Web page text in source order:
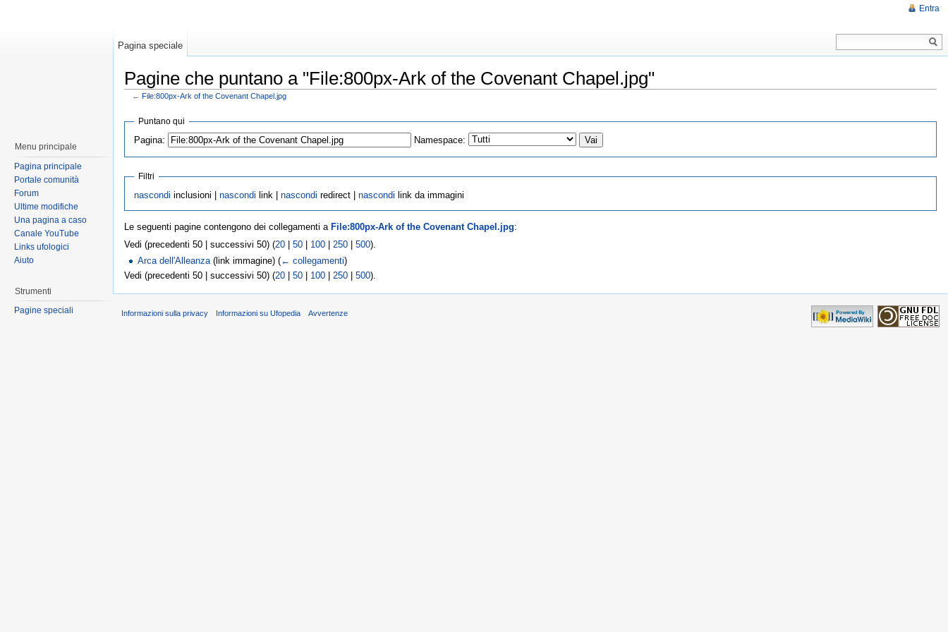
Pagine che puntano a "File:800px-Ark of the Covenant Chapel.jpg"
← File:800px-Ark of the Covenant Chapel.jpg
Puntano qui
Pagina: Namespace:
Filtri
nascondi inclusioni | nascondi link | nascondi redirect | nascondi link da immagini
Le seguenti pagine contengono dei collegamenti a File:800px-Ark of the Covenant Chapel.jpg:
Vedi (precedenti 50 | successivi 50) (20 50 100 250 500).
Arca dell'Alleanza(link immagine)(← collegamenti)
Vedi (precedenti 50 | successivi 50) (20 | 50 | 100 | 250 | 500).
Entra
Pagina speciale
Menu principale
Pagina principale
Portale comunità
Forum
Ultime modifiche
Una pagina a caso
Canale YouTube
Links ufologici
Aiuto
Strumenti
Pagine speciali
Informazioni sulla privacy Informazioni su Ufopedia Avvertenze